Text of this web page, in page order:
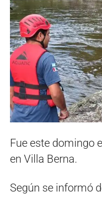
Fue este domingo
en Villa Berna.
Según se informó